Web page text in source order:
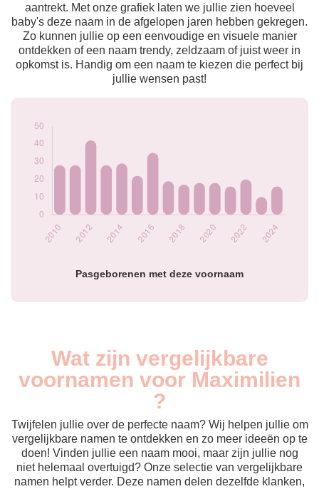
aantrekt. Met onze grafiek laten we jullie zien hoeveel
baby's deze naam in de afgelopen jaren hebben gekregen.
Zo kunnen jullie op een eenvoudige en visuele manier
ontdekken of een naam trendy, zeldzaam of juist weer in
opkomst is. Handig om een naam te kiezen die perfect bij
jullie wensen past!
Pasgeborenen met deze voornaam
Popularité du
prénom Maximilien
2012
42
2013
28
2014
29
2015
22
2016
35
2022
20
2023
2024
Wat zijn vergelijkbare
voornamen voor Maximilien
?
Twijfelen jullie over de perfecte naam? Wij helpen jullie om
vergelijkbare namen te ontdekken en zo meer ideeën op te
doen! Vinden jullie een naam mooi, maar zijn jullie nog
niet helemaal overtuigd? Onze selectie van vergelijkbare
namen helpt verder. Deze namen delen dezelfde klanken,